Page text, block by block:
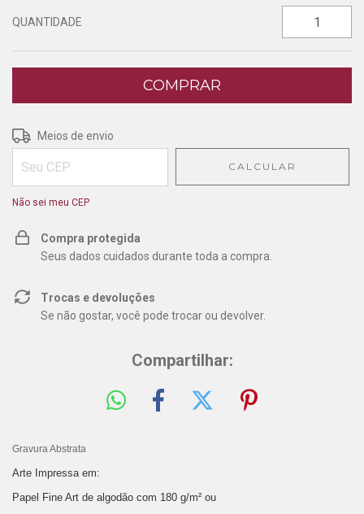
QUANTIDADE
Entregas para o CEP:
Meios de envio
CALCULAR
Não sei meu CEP
Compra protegida
Seus dados cuidados durante toda a compra.
Trocas e devoluções
Se não gostar, você pode trocar ou devolver.
Compartilhar:
Gravura Abstrata
Arte Impressa em:
Papel Fine Art de algodão com 180 g/m² ou